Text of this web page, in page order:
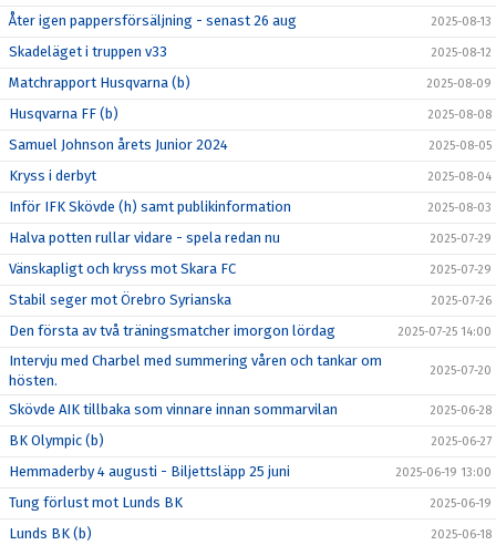
Åter igen pappersförsäljning - senast 26 aug 2025-08-13
Skadeläget i truppen v33 2025-08-12
Matchrapport Husqvarna (b) 2025-08-09
Husqvarna FF (b) 2025-08-08
Samuel Johnson årets Junior 2024 2025-08-05
Kryss i derbyt 2025-08-04
Inför IFK Skövde (h) samt publikinformation 2025-08-03
Halva potten rullar vidare - spela redan nu 2025-07-29
Vänskapligt och kryss mot Skara FC 2025-07-29
Stabil seger mot Örebro Syrianska 2025-07-26
Den första av två träningsmatcher imorgon lördag 2025-07-25 14:00
Intervju med Charbel med summering våren och tankar om
hösten.
2025-07-20
Skövde AIK tillbaka som vinnare innan sommarvilan 2025-06-28
BK Olympic (b) 2025-06-27
Hemmaderby 4 augusti - Biljettsläpp 25 juni 2025-06-19 13:00
Tung förlust mot Lunds BK 2025-06-19
Lunds BK (b) 2025-06-18